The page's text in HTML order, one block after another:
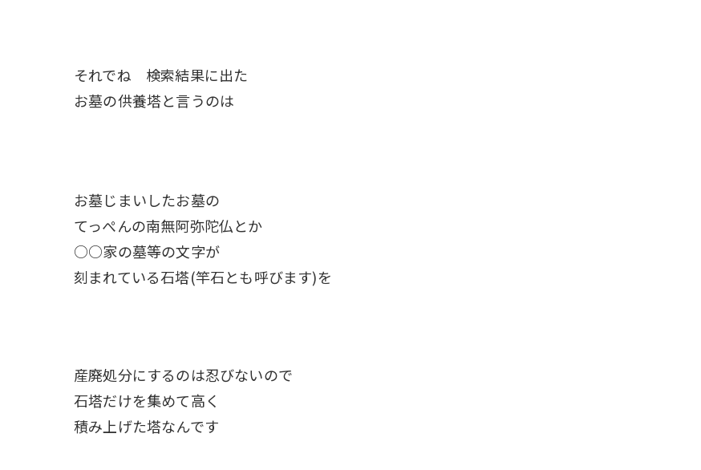
それでね 検索結果に出た
お墓の供養塔と言うのは
お墓じまいしたお墓の
てっぺんの南無阿弥陀仏とか
○○家の墓等の文字が
刻まれている石塔(竿石とも呼びます)を
産廃処分にするのは忍びないので
石塔だけを集めて高く
積み上げた塔なんです